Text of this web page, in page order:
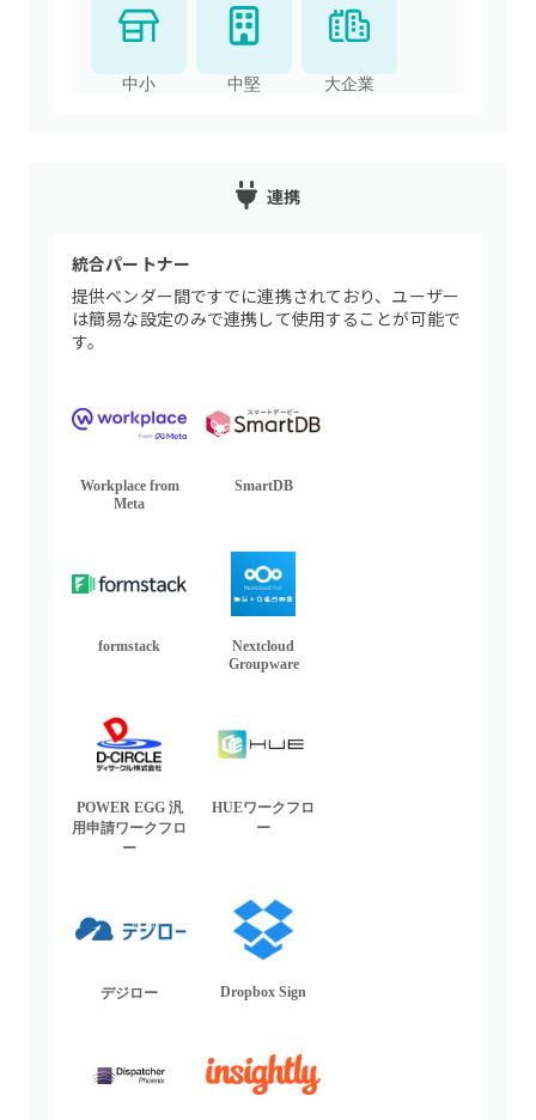
中小 中堅 大企業
連携
統合パートナー
提供ベンダー間ですでに連携されており、ユーザー
は簡易な設定のみで連携して使用することが可能で
す。
Workplace from
Meta
SmartDB
formstack
Nextcloud
Groupware
POWER EGG 汎
用申請ワークフロ
ー
HUEワークフロ
ー
デジロー Dropbox Sign